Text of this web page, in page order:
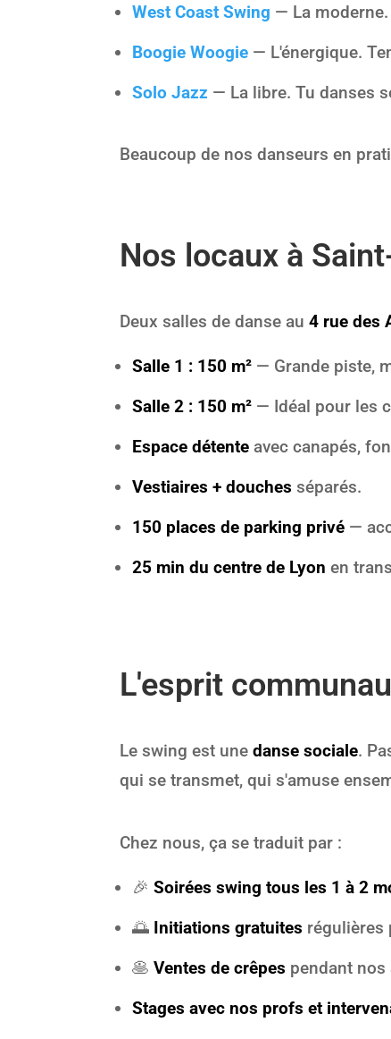
West Coast Swing — La
Boogie Woogie — L'énergique.
Solo Jazz — La libre. Tu danses
Beaucoup de nos danseurs en
Nos locaux à
Deux salles de danse au4 rue des
Salle 1 : 150 m² — Grande piste,
Salle 2 : 150 m² — Idéal pour les
Espace détente avec canapés,
Vestiaires + douches séparés.
150 places de parking privé —
25 min du centre de Lyon en
L'esprit
Le swing est unedanse sociale.
qui se transmet, qui s'amuse
Chez nous, ça se traduit par :
🎉Soirées swing tous les 1 à 2
🌅 Initiations gratuites régulières
🥞Ventes de crêpes pendant
Stages avec nos profs et